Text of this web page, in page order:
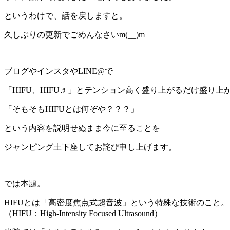
というわけで、話を戻しますと。
久しぶりの更新でごめんなさいm(__)m
ブログやインスタやLINE@で
「HIFU、HIFU♬」とテンション高く盛り上がるだけ盛り上
「そもそもHIFUとは何ぞや？？？」
という内容を説明せぬまま今に至ることを
ジャンピング土下座してお詫び申し上げます。
では本題。
HIFUとは「高密度焦点式超音波」という特殊な技術のこと。
（HIFU：High-Intensity Focused Ultrasound）